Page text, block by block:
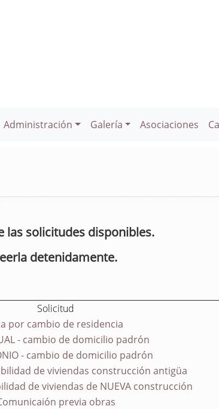
Administración Galería Asociaciones
las solicitudes disponibles.
detenidamente.
Solicitud
por cambio de residencia
- cambio de domicilio padrón
- cambio de domicilio padrón
de viviendas construcción antigüa
de viviendas de NUEVA construcción
previa obras